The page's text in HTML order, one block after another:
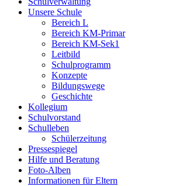
Unsere Schule
Bereich L
Bereich KM-Primar
Bereich KM-Sek1
Leitbild
Schulprogramm
Konzepte
Bildungswege
Geschichte
Kollegium
Schulvorstand
Schulleben
Schülerzeitung
Pressespiegel
Hilfe und Beratung
Foto-Alben
Informationen für Eltern